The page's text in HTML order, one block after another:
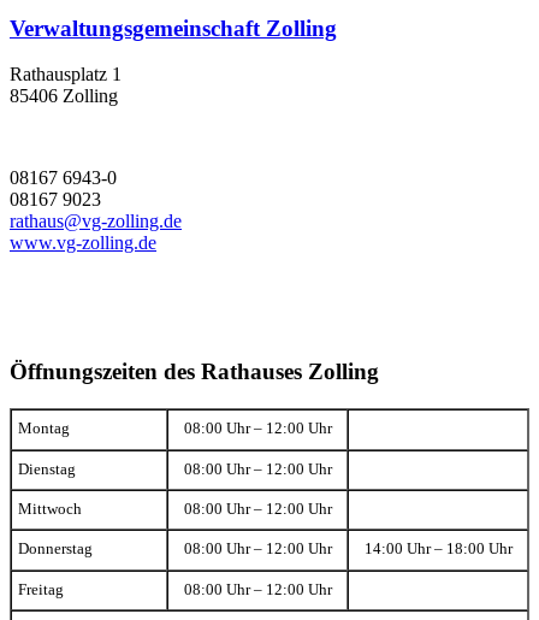
Verwaltungsgemeinschaft Zolling
Rathausplatz 1
85406 Zolling
08167 6943-0
08167 9023
rathaus@vg-zolling.de
www.vg-zolling.de
Öffnungszeiten des Rathauses Zolling
Montag 08:00 Uhr – 12:00 Uhr
Dienstag 08:00 Uhr – 12:00 Uhr
Mittwoch 08:00 Uhr – 12:00 Uhr
Donnerstag 08:00 Uhr – 12:00 Uhr 14:00 Uhr – 18:00 Uhr
Freitag 08:00 Uhr – 12:00 Uhr